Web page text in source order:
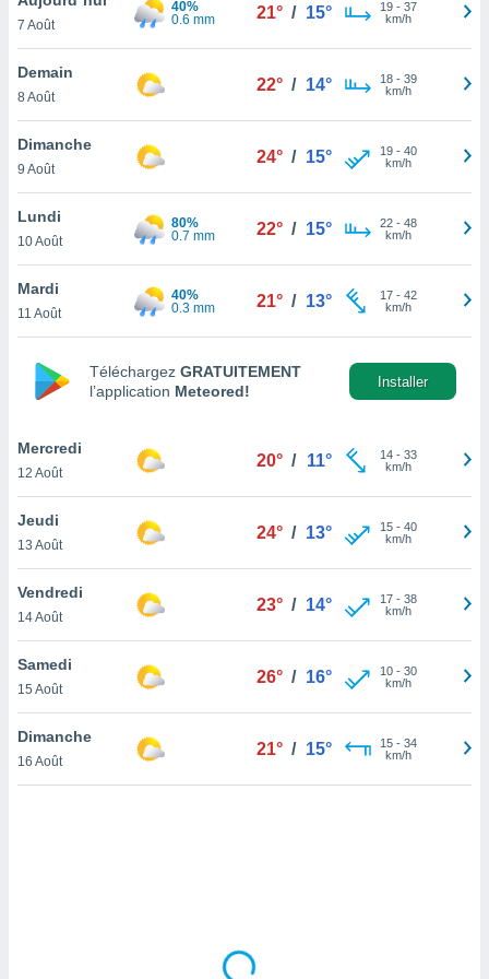
et
»,
au
vous
qu'ils
ou
le
ainsi
un
la
du
votre
à
en
le
7 Août
40%
0.6 mm
21° / 15° 19- 37
km/h
Demain
8 Août
22° / 14° 18- 39
km/h
Dimanche
9 Août
24° / 15° 19- 40
km/h
Lundi
10 Août
80%
0.7 mm
22° / 15° 22- 48
km/h
Mardi
11 Août
40%
0.3 mm
21° / 13° 17- 42
km/h
Téléchargez GRATUITEMENT
l’application Meteored!
Installer
Mercredi
12 Août
20° / 11° 14- 33
km/h
Jeudi
13 Août
24° / 13° 15- 40
km/h
Vendredi
14 Août
23° / 14° 17- 38
km/h
Samedi
15 Août
26° / 16° 10- 30
km/h
Dimanche
16 Août
21° / 15° 15- 34
km/h